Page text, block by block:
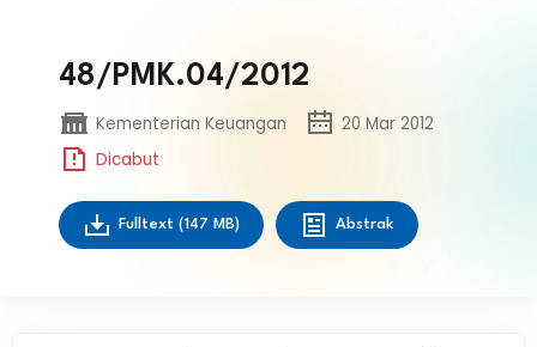
48/PMK.04/2012
Kementerian Keuangan
20 Mar 2012
Dicabut
Fulltext (147 MB) Abstrak